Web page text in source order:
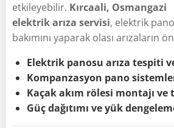
etkileyebilir. Kırcaali, Osmangazi
elektrik arıza servisi, elektrik
bakımını yaparak olası arızaların
Elektrik panosu arıza tespiti
Kompanzasyon pano
Kaçak akım rölesi montajı ve
Güç dağıtımı ve yük